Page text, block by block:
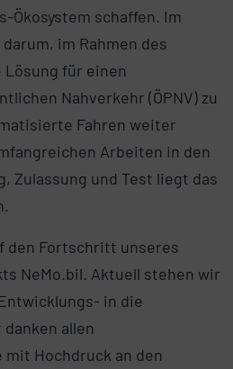
Ökosystem schaffen. Im
im Rahmen des
Lösung für einen
Nahverkehr (ÖPNV) zu
Fahren weiter
Arbeiten in den
Zulassung und Test liegt das
den Fortschritt unseres
NeMo.bil. Aktuell stehen wir
in die
allen
Hochdruck an den